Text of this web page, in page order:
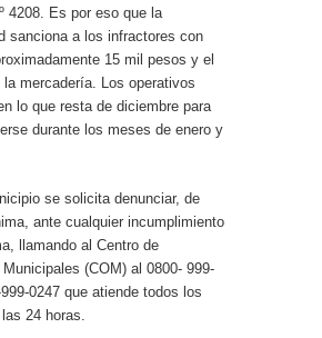
4208. Es por eso que la
sanciona a los infractores con
15 mil pesos y el
mercadería. Los operativos
lo que resta de diciembre para
durante los meses de enero y
se solicita denunciar, de
ante cualquier incumplimiento
llamando al Centro de
(COM) al 0800- 999-
0247 que atiende todos los
24 horas.